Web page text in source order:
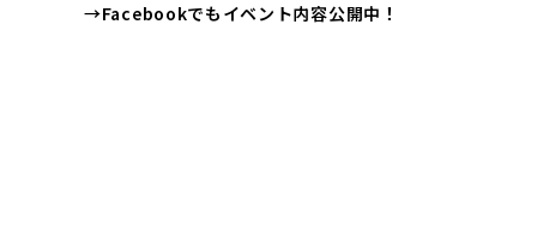
→Facebookでもイベント内容公開中！